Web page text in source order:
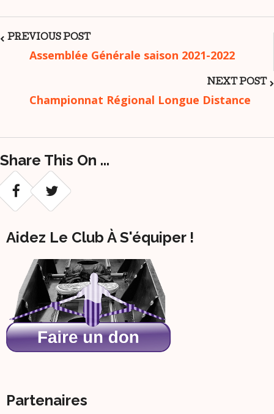
Post
PREVIOUS POST
Assemblée Générale saison 2021-2022
NEXT POST
Championnat Régional Longue Distance
Share This On ...
Aidez Le Club À S'équiper !
Partenaires